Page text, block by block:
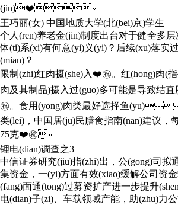
(jin)❤️。
王巧丽(女) 中国地质大学(北(bei)京)学生
个人(ren)养老金(jin)制度出台对于健全多层次
体(ti)系(xi)有何意(yi)义(yi)？后续(xu)落实
(mian)？
限制(zhi)红肉摄(she)入❤️㊗️。红(hong)肉(指牛
肉及其制品)摄入过(guo)多可能是导致结直肠
㊗️。食用(yong)肉类最好选择鱼
类(lei)，中国居(ju)民膳食指南(nan)建议，
75克❤️㊗️。
锂电(dian)调查之3
中信证券研究(jiu)指(zhi)出，公(gong)司拟
集资金，一(yi)方面有效(xiao)缓解公司资
(fang)面通(tong)过募资扩产进一步提升
电(dian)子(zi)、车载领域产能，助(zhu)